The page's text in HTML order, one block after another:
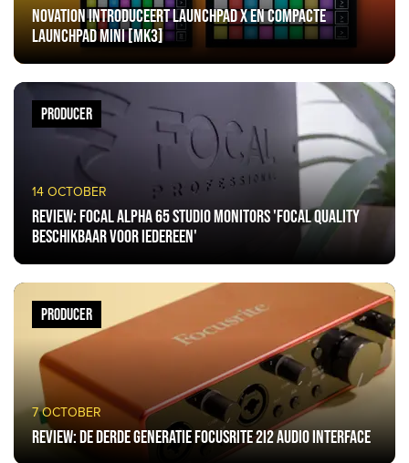
Novation introduceert Launchpad X en compacte
Launchpad Mini [MK3]
14 OCTOBER
Review: Focal Alpha 65 studio monitors 'Focal quality
beschikbaar voor iedereen'
PRODUCER
7 OCTOBER
Review: De derde generatie Focusrite 2i2 audio interface
PRODUCER